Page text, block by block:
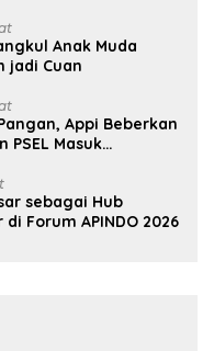
Anak Muda
jadi Cuan
Appi Beberkan
PSEL Masuk
sebagai Hub
Forum APINDO 2026